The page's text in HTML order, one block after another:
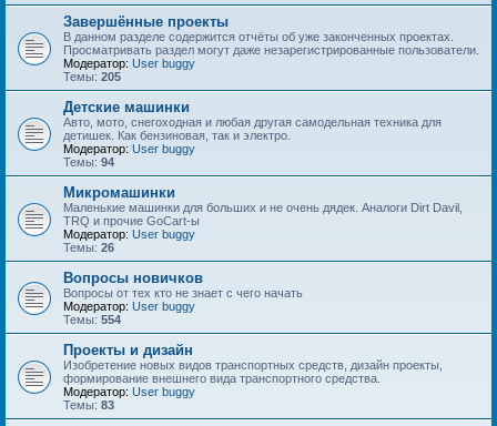
Завершённые проекты
В данном разделе содержится отчёты об уже законченных проектах.
Просматривать раздел могут даже незарегистрированные пользователи.
Модератор: User buggy
Темы: 205
Детские машинки
Авто, мото, снегоходная и любая другая самодельная техника для
детишек. Как бензиновая, так и электро.
Модератор: User buggy
Темы: 94
Микромашинки
Маленькие машинки для больших и не очень дядек. Аналоги Dirt Davil,
TRQ и прочие GoCart-ы
Модератор: User buggy
Темы: 26
Вопросы новичков
Вопросы от тех кто не знает с чего начать
Модератор: User buggy
Темы: 554
Проекты и дизайн
Изобретение новых видов транспортных средств, дизайн проекты,
формирование внешнего вида транспортного средства.
Модератор: User buggy
Темы: 83